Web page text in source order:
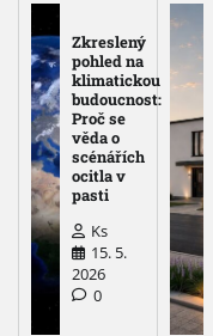
Zkreslený
pohled na
klimatickou
budoucnost:
Proč se
věda o
scénářích
ocitla v
pasti
Ks
15. 5.
2026
0